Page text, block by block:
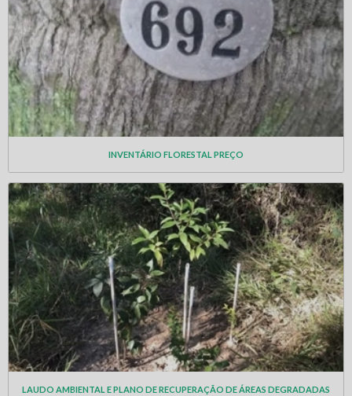
INVENTÁRIO FLORESTAL PREÇO
LAUDO AMBIENTAL E PLANO DE RECUPERAÇÃO DE ÁREAS DEGRADADAS